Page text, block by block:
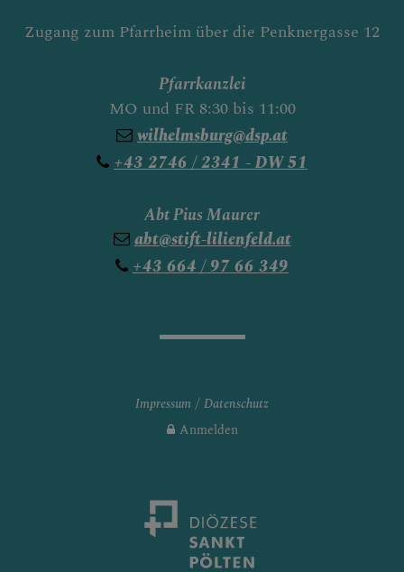
Zugang zum Pfarrheim über die Penknergasse 12
Pfarrkanzlei
MO und FR 8:30 bis 11:00
wilhelmsburg@dsp.at
+43 2746 / 2341 - DW 51
Abt Pius Maurer
abt@stift-lilienfeld.at
+43 664 / 97 66 349
Impressum
Datenschutz
Anmelden